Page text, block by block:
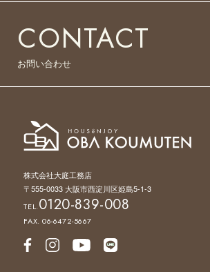
CONTACT
お問い合わせ
株式会社大庭工務店
〒555-0033 大阪市西淀川区姫島5-1-3
TEL.0120-839-008
FAX. 06-6472-5667